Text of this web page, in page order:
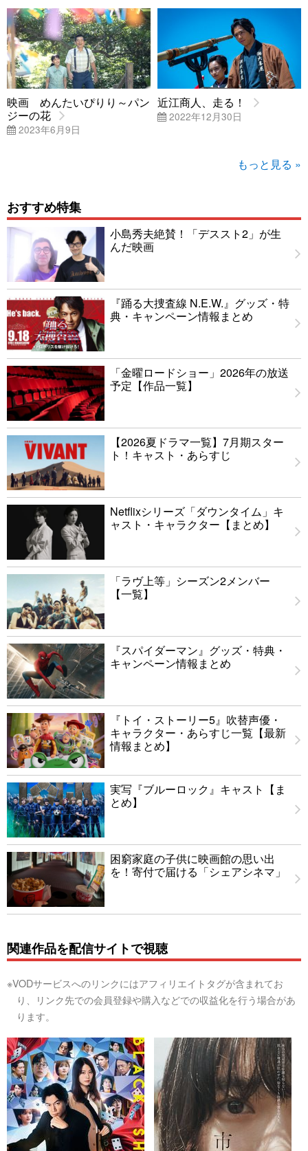
映画 めんたいぴりり～パン
ジーの花
2023年6月9日
近江商人、走る！
2022年12月30日
もっと見る »
おすすめ特集
小島秀夫絶賛！「デススト2」が生
んだ映画
『踊る大捜査線 N.E.W.』グッズ・特
典・キャンペーン情報まとめ
「金曜ロードショー」2026年の放送
予定【作品一覧】
【2026夏ドラマ一覧】7月期スター
ト！キャスト・あらすじ
Netflixシリーズ「ダウンタイム」キ
ャスト・キャラクター【まとめ】
「ラヴ上等」シーズン2メンバー
【一覧】
『スパイダーマン』グッズ・特典・
キャンペーン情報まとめ
『トイ・ストーリー5』吹替声優・
キャラクター・あらすじ一覧【最新
情報まとめ】
実写『ブルーロック』キャスト【ま
とめ】
困窮家庭の子供に映画館の思い出
を！寄付で届ける「シェアシネマ」
関連作品を配信サイトで視聴
※VODサービスへのリンクにはアフィリエイトタグが含まれてお
り、リンク先での会員登録や購入などでの収益化を行う場合があ
ります。